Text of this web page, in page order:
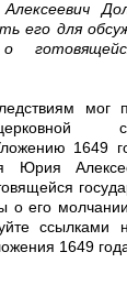
его для
мог
1649
Юрия
о его
ссылками
1649